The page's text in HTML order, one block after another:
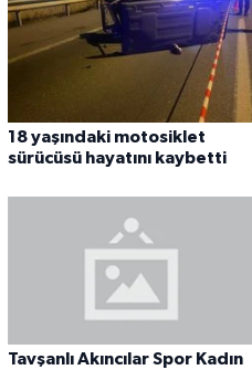
18 yaşındaki motosiklet
sürücüsü hayatını kaybetti
Tavşanlı Akıncılar Spor Kadın